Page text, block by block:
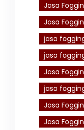
Jasa
Jasa
jasa
jasa
Jasa
jasa
Jasa
Jasa